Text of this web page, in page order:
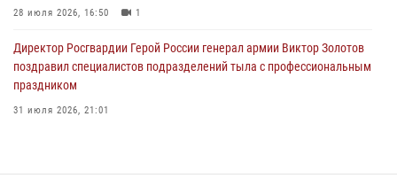
28 июля 2026, 16:50 1
Директор Росгвардии Герой России генерал армии Виктор Золотов
поздравил специалистов подразделений тыла с профессиональным
праздником
31 июля 2026, 21:01